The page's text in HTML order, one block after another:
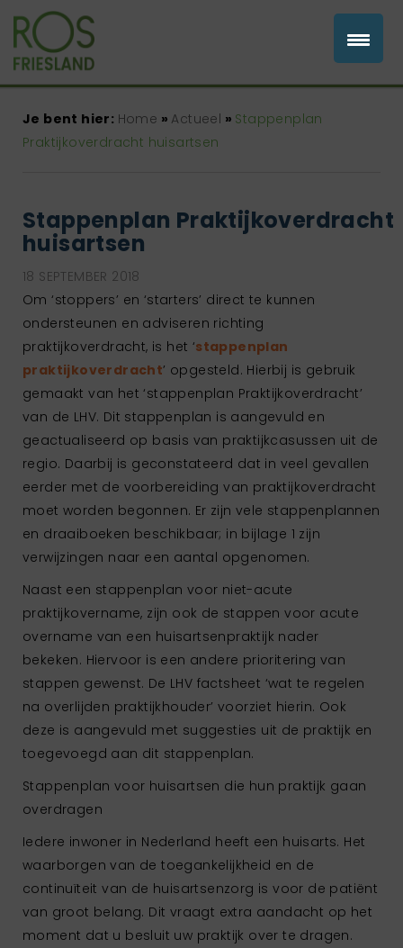
Je bent hier: Home » Actueel » Stappenplan
Praktijkoverdracht huisartsen
Stappenplan Praktijkoverdracht
huisartsen
18 SEPTEMBER 2018
Om ‘stoppers’ en ‘starters’ direct te kunnen
ondersteunen en adviseren richting
praktijkoverdracht, is het ‘stappenplan
praktijkoverdracht’ opgesteld. Hierbij is gebruik
gemaakt van het ‘stappenplan Praktijkoverdracht’
van de LHV. Dit stappenplan is aangevuld en
geactualiseerd op basis van praktijkcasussen uit de
regio. Daarbij is geconstateerd dat in veel gevallen
eerder met de voorbereiding van praktijkoverdracht
moet worden begonnen. Er zijn vele stappenplannen
en draaiboeken beschikbaar; in bijlage 1 zijn
verwijzingen naar een aantal opgenomen.
Naast een stappenplan voor niet-acute
praktijkovername, zijn ook de stappen voor acute
overname van een huisartsenpraktijk nader
bekeken. Hiervoor is een andere prioritering van
stappen gewenst. De LHV factsheet ‘wat te regelen
na overlijden praktijkhouder’ voorziet hierin. Ook
deze is aangevuld met suggesties uit de praktijk en
toegevoegd aan dit stappenplan.
Stappenplan voor huisartsen die hun praktijk gaan
overdragen
Iedere inwoner in Nederland heeft een huisarts. Het
waarborgen van de toegankelijkheid en de
continuïteit van de huisartsenzorg is voor de patiënt
van groot belang. Dit vraagt extra aandacht op het
moment dat u besluit uw praktijk over te dragen.